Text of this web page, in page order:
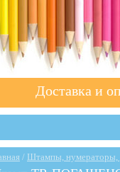
Доставка и
/ Штампы, нумераторы,